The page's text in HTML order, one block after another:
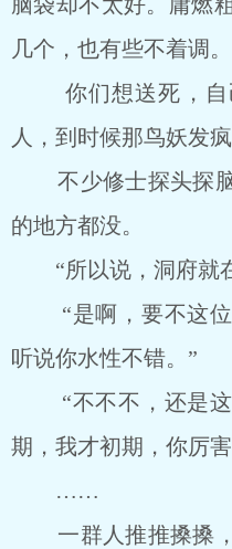
几个，也有些不着调。
你们想送死，自
人，到时候那鸟妖发
不少修士探头探脑
的地方都没。
“所以说，洞府就
“是啊，要不这位
听说你水性不错。”
“不不不，还是这
期，我才初期，你厉
……
一群人推推搡搡，